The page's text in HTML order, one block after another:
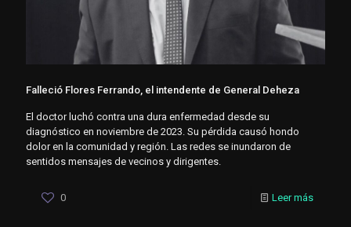
Falleció Flores Ferrando, el intendente de General Deheza
El doctor luchó contra una dura enfermedad desde su
diagnóstico en noviembre de 2023. Su pérdida causó hondo
dolor en la comunidad y región. Las redes se inundaron de
sentidos mensajes de vecinos y dirigentes.
0 Leer más